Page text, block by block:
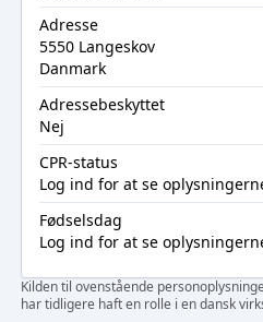
Adresse
5550 Langeskov
Danmark
Adressebeskyttet
Nej
CPR-status
Log ind for at se
Fødselsdag
Log ind for at se
Kilden til ovenstående
har tidligere haft en rolle i en dansk